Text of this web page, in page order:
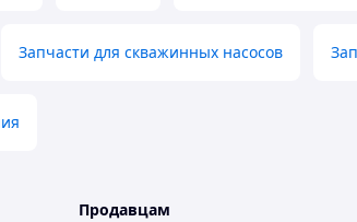
Запчасти для скважинных насосов
Продавцам